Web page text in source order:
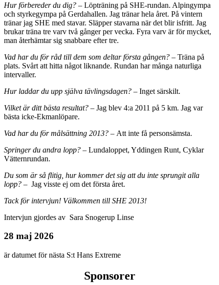
Hur förbereder du dig? – Löpträning på SHE-rundan. Alpingympa
och styrkegympa på Gerdahallen. Jag tränar hela året. På vintern
tränar jag SHE med stavar. Släpper stavarna när det blir isfritt. Jag
brukar träna tre varv två gånger per vecka. Fyra varv är för mycket,
man återhämtar sig snabbare efter tre.
Vad har du för råd till dem som deltar första gången? – Träna på
plats. Svårt att hitta något liknande. Rundan har många naturliga
intervaller.
Hur laddar du upp själva tävlingsdagen? – Inget särskilt.
Vilket är ditt bästa resultat? – Jag blev 4:a 2011 på 5 km. Jag var
bästa icke-Ekmanlöpare.
Vad har du för målsättning 2013? – Att inte få personsämsta.
Springer du andra lopp? – Lundaloppet, Yddingen Runt, Cyklar
Vätternrundan.
Du som är så flitig, hur kommer det sig att du inte sprungit alla
lopp? – Jag visste ej om det första året.
Tack för intervjun! Välkommen till SHE 2013!
Intervjun gjordes av Sara Snogerup Linse
28 maj 2026
är datumet för nästa S:t Hans Extreme
Sponsorer